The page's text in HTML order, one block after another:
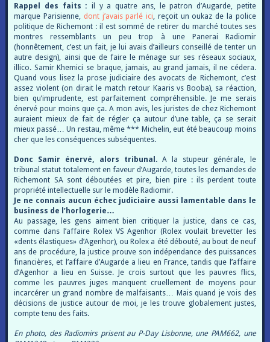
Rappel des faits : il y a quatre ans, le patron d’Augarde, petite
marque Parisienne, dont j’avais parlé ici , reçoit un oukaz de la police
politique de Richemont : il est sommé de retirer du marché toutes ses
montres ressemblants un peu trop à une Panerai Radiomir
(honnêtement, c’est un fait, je lui avais d’ailleurs conseillé de tenter un
autre design), ainsi que de faire le ménage sur ses réseaux sociaux,
illico. Samir Khemici se braque, jamais, au grand jamais, il ne cédera.
Quand vous lisez la prose judiciaire des avocats de Richemont, c’est
assez violent (on dirait le match retour Kaaris vs Booba), sa réaction,
bien qu’imprudente, est parfaitement compréhensible. Je me serais
énervé pour moins que ça. A mon avis, les juristes de chez Richemont
auraient mieux de fait de régler ça autour d’une table, ça se serait
mieux passé… Un restau, même *** Michelin, eut été beaucoup moins
cher que les conséquences subséquentes.
Donc Samir énervé, alors tribunal. A la stupeur générale, le
tribunal statut totalement en faveur d’Augarde, toutes les demandes de
Richemont SA sont déboutées et pire, bien pire : ils perdent toute
propriété intellectuelle sur le modèle Radiomir.
Je ne connais aucun échec judiciaire aussi lamentable dans le
business de l’horlogerie…
Au passage, les gens aiment bien critiquer la justice, dans ce cas,
comme dans l’affaire Rolex VS Agenhor (Rolex voulait brevetter les
«dents élastiques» d’Agenhor), ou Rolex a été débouté, au bout de neuf
ans de procédure, la justice prouve son indépendance des puissances
financières, et l’affaire d’Augarde a lieu en France, tandis que l’affaire
d’Agenhor a lieu en Suisse. Je crois surtout que les pauvres flics,
comme les pauvres juges manquent cruellement de moyens pour
incarcérer un grand nombre de malfaisants… Mais quand je vois des
décisions de justice autour de moi, je les trouve globalement justes,
compte tenu des faits.
En photo, des Radiomirs prisent au P-Day Lisbonne, une PAM662, une